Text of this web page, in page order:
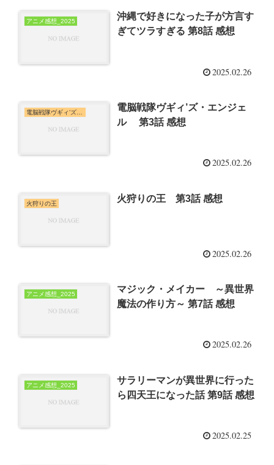
アニメ感想_2025
沖縄で好きになった子が方言す
ぎてツラすぎる 第8話 感想
2025.02.26
電脳戦隊ヴギィ’ズ・エンジェル
電脳戦隊ヴギィ’ズ・エンジェ
ル 第3話 感想
2025.02.26
火狩りの王 火狩りの王 第3話 感想
2025.02.26
アニメ感想_2025
マジック・メイカー ～異世界
魔法の作り方～ 第7話 感想
2025.02.26
アニメ感想_2025
サラリーマンが異世界に行った
ら四天王になった話 第9話 感想
2025.02.25